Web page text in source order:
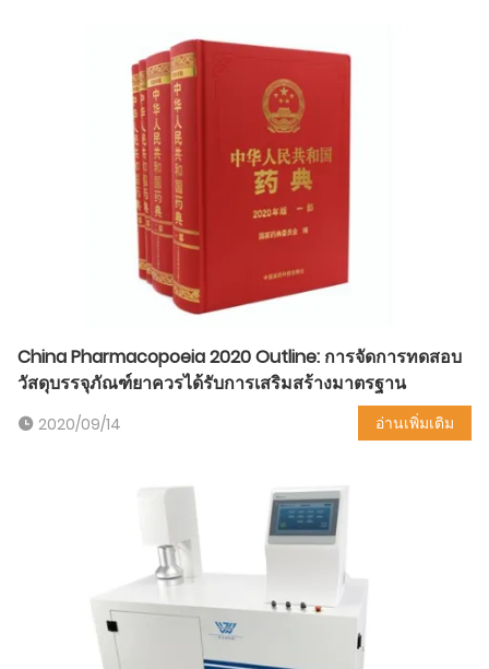
China Pharmacopoeia 2020 Outline: การจัดการทดสอบ
วัสดุบรรจุภัณฑ์ยาควรได้รับการเสริมสร้างมาตรฐาน
2020/09/14 อ่านเพิ่มเติม